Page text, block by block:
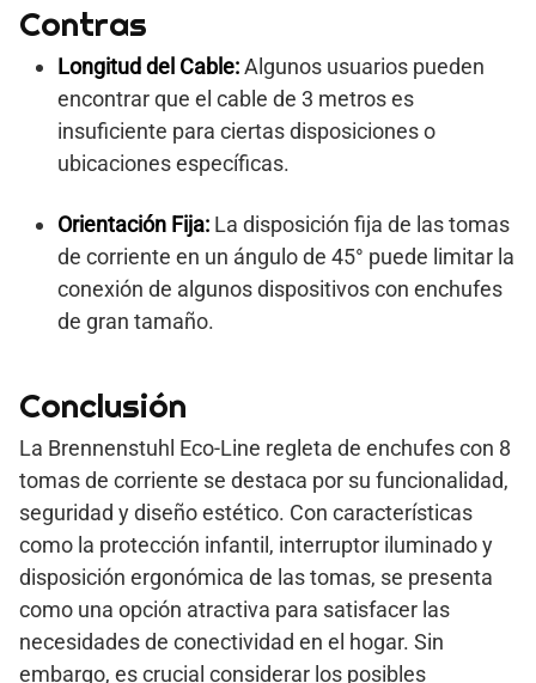
Contras
Longitud del Cable:Algunos usuarios pueden
encontrar que el cable de 3 metros es
insuficiente para ciertas disposiciones o
ubicaciones específicas.
Orientación Fija: La disposición fija de las tomas
de corriente en un ángulo de 45° puede limitar la
conexión de algunos dispositivos con enchufes
de gran tamaño.
Conclusión
La Brennenstuhl Eco-Line regleta de enchufes con 8
tomas de corriente se destaca por su funcionalidad,
seguridad y diseño estético. Con características
como la protección infantil, interruptor iluminado y
disposición ergonómica de las tomas, se presenta
como una opción atractiva para satisfacer las
necesidades de conectividad en el hogar. Sin
embargo, es crucial considerar los posibles